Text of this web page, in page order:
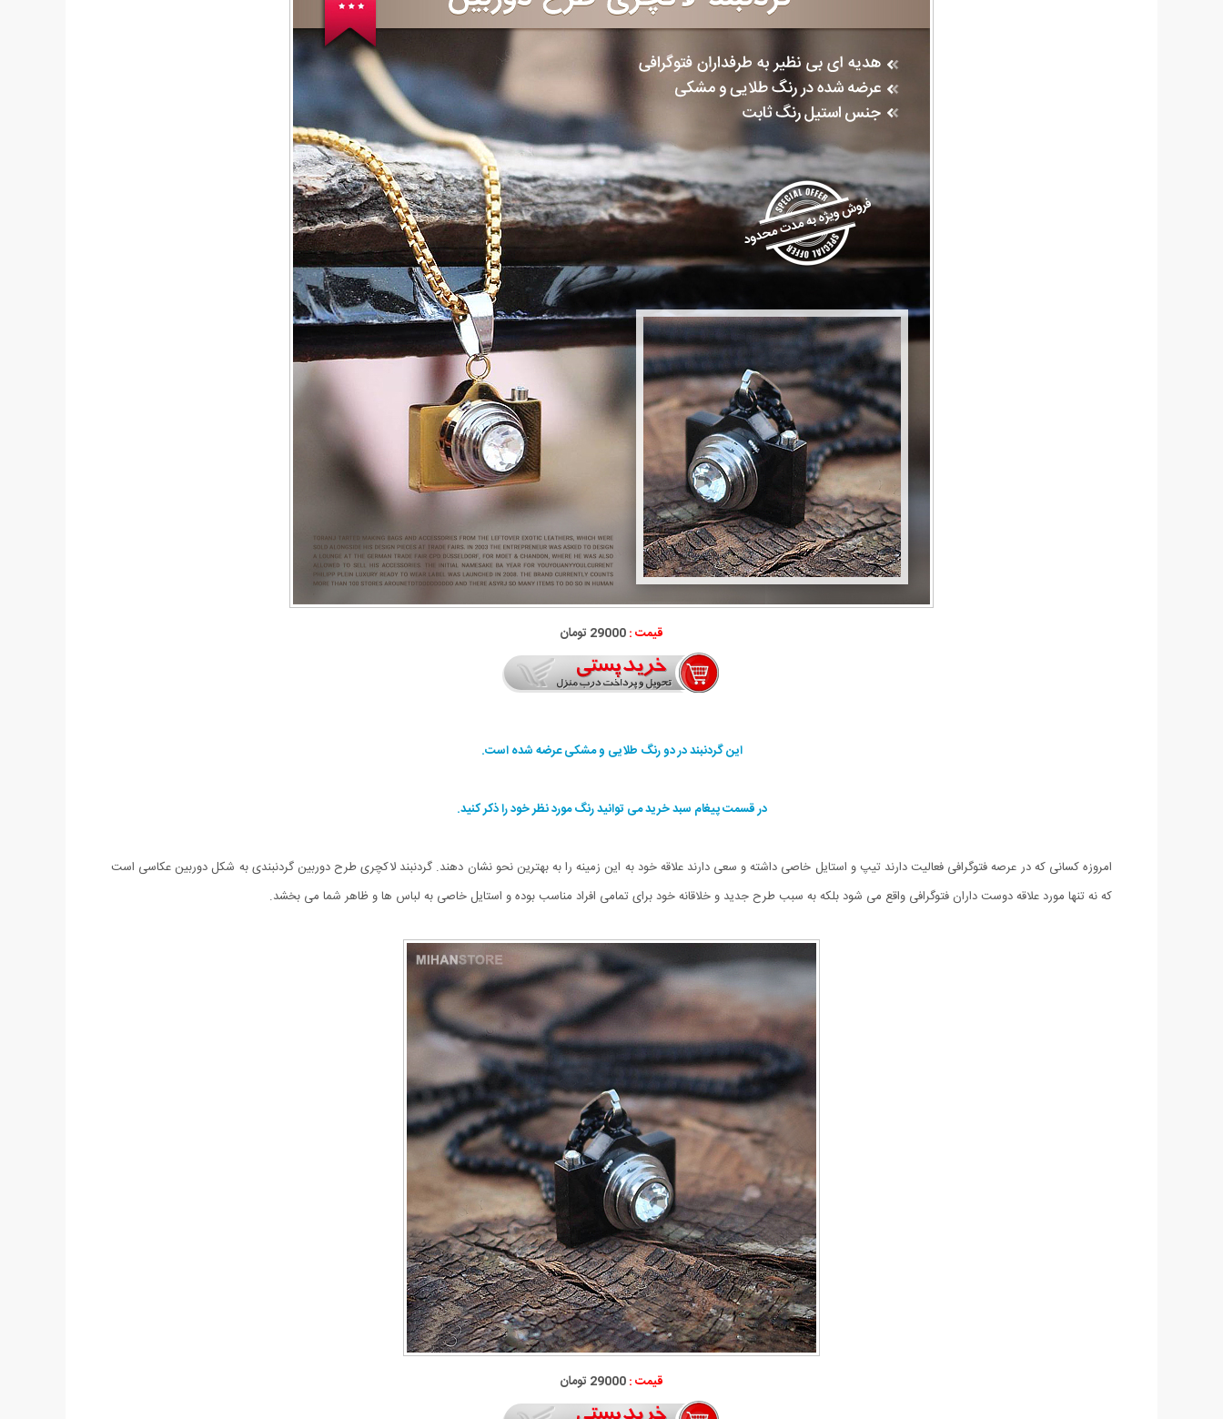
قیمت :29000 تومان
این گردنبند در دو رنگ طلایی و مشکی عرضه شده است.
در قسمت پیغام سبد خرید می توانید رنگ مورد نظر خود را ذکر کنید.
امروزه کسانی که در عرصه فتوگرافی فعالیت دارند تیپ و استایل خاصی داشته و سعی دارند علاقه خود به این زمینه را به بهترین نحو نشان دهند. گردنبند لاکچری طرح دوربین گردنبندی به شکل دوربین عکاسی است
که نه تنها مورد علاقه دوست داران فتوگرافی واقع می شود بلکه به سبب طرح جدید و خلاقانه خود برای تمامی افراد مناسب بوده و استایل خاصی به لباس ها و ظاهر شما می بخشد.
قیمت :29000 تومان